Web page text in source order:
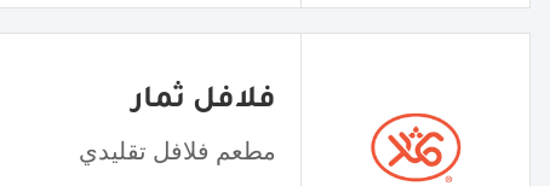
فلافل ثمار
مطعم فلافل تقليدي